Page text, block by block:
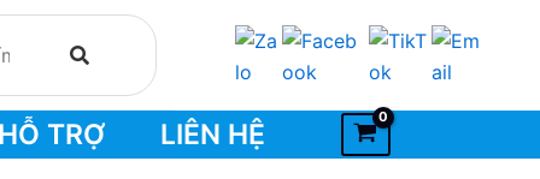
HỖ TRỢ LIÊN HỆ